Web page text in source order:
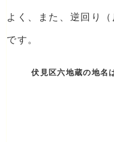
よく、また、逆回り
です。
伏見区六地蔵の地名